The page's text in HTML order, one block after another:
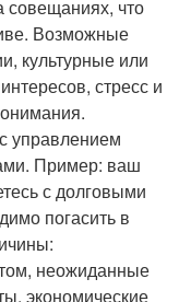
совещаниях, что
Возможные
культурные или
стресс и
управлением
Пример: ваш
с долговыми
погасить в
неожиданные
экономические